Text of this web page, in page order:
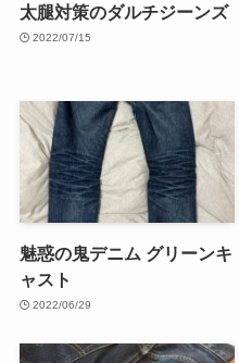
太腿対策のダルチジーンズ
2022/07/15
魅惑の鬼デニム グリーンキ
ャスト
2022/06/29